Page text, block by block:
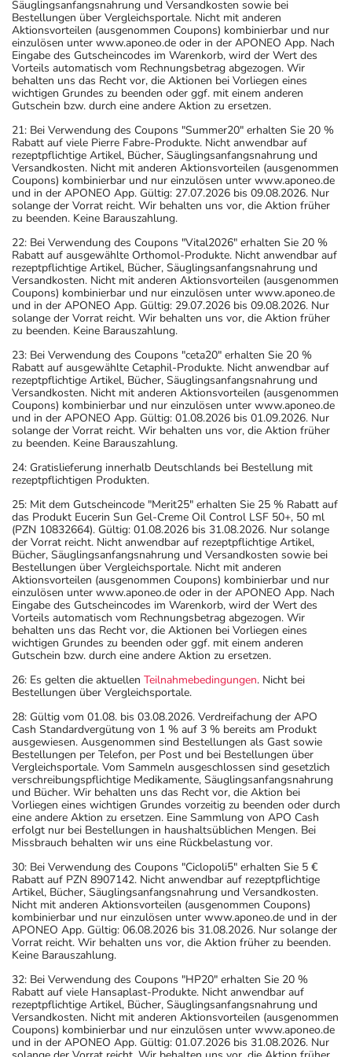
Säuglingsanfangsnahrung und Versandkosten sowie bei
Bestellungen über Vergleichsportale. Nicht mit anderen
Aktionsvorteilen (ausgenommen Coupons) kombinierbar und nur
einzulösen unter www.aponeo.de oder in der APONEO App. Nach
Eingabe des Gutscheincodes im Warenkorb, wird der Wert des
Vorteils automatisch vom Rechnungsbetrag abgezogen. Wir
behalten uns das Recht vor, die Aktionen bei Vorliegen eines
wichtigen Grundes zu beenden oder ggf. mit einem anderen
Gutschein bzw. durch eine andere Aktion zu ersetzen.
21: Bei Verwendung des Coupons "Summer20" erhalten Sie 20 %
Rabatt auf viele Pierre Fabre-Produkte. Nicht anwendbar auf
rezeptpflichtige Artikel, Bücher, Säuglingsanfangsnahrung und
Versandkosten. Nicht mit anderen Aktionsvorteilen (ausgenommen
Coupons) kombinierbar und nur einzulösen unter www.aponeo.de
und in der APONEO App. Gültig: 27.07.2026 bis 09.08.2026. Nur
solange der Vorrat reicht. Wir behalten uns vor, die Aktion früher
zu beenden. Keine Barauszahlung.
22: Bei Verwendung des Coupons "Vital2026" erhalten Sie 20 %
Rabatt auf ausgewählte Orthomol-Produkte. Nicht anwendbar auf
rezeptpflichtige Artikel, Bücher, Säuglingsanfangsnahrung und
Versandkosten. Nicht mit anderen Aktionsvorteilen (ausgenommen
Coupons) kombinierbar und nur einzulösen unter www.aponeo.de
und in der APONEO App. Gültig: 29.07.2026 bis 09.08.2026. Nur
solange der Vorrat reicht. Wir behalten uns vor, die Aktion früher
zu beenden. Keine Barauszahlung.
23: Bei Verwendung des Coupons "ceta20" erhalten Sie 20 %
Rabatt auf ausgewählte Cetaphil-Produkte. Nicht anwendbar auf
rezeptpflichtige Artikel, Bücher, Säuglingsanfangsnahrung und
Versandkosten. Nicht mit anderen Aktionsvorteilen (ausgenommen
Coupons) kombinierbar und nur einzulösen unter www.aponeo.de
und in der APONEO App. Gültig: 01.08.2026 bis 01.09.2026. Nur
solange der Vorrat reicht. Wir behalten uns vor, die Aktion früher
zu beenden. Keine Barauszahlung.
24: Gratislieferung innerhalb Deutschlands bei Bestellung mit
rezeptpflichtigen Produkten.
25: Mit dem Gutscheincode "Merit25" erhalten Sie 25 % Rabatt auf
das Produkt Eucerin Sun Gel-Creme Oil Control LSF 50+, 50 ml
(PZN 10832664). Gültig: 01.08.2026 bis 31.08.2026. Nur solange
der Vorrat reicht. Nicht anwendbar auf rezeptpflichtige Artikel,
Bücher, Säuglingsanfangsnahrung und Versandkosten sowie bei
Bestellungen über Vergleichsportale. Nicht mit anderen
Aktionsvorteilen (ausgenommen Coupons) kombinierbar und nur
einzulösen unter www.aponeo.de oder in der APONEO App. Nach
Eingabe des Gutscheincodes im Warenkorb, wird der Wert des
Vorteils automatisch vom Rechnungsbetrag abgezogen. Wir
behalten uns das Recht vor, die Aktionen bei Vorliegen eines
wichtigen Grundes zu beenden oder ggf. mit einem anderen
Gutschein bzw. durch eine andere Aktion zu ersetzen.
26: Es gelten die aktuellen Teilnahmebedingungen. Nicht bei
Bestellungen über Vergleichsportale.
28: Gültig vom 01.08. bis 03.08.2026. Verdreifachung der APO
Cash Standardvergütung von 1 % auf 3 % bereits am Produkt
ausgewiesen. Ausgenommen sind Bestellungen als Gast sowie
Bestellungen per Telefon, per Post und bei Bestellungen über
Vergleichsportale. Vom Sammeln ausgeschlossen sind gesetzlich
verschreibungspflichtige Medikamente, Säuglingsanfangsnahrung
und Bücher. Wir behalten uns das Recht vor, die Aktion bei
Vorliegen eines wichtigen Grundes vorzeitig zu beenden oder durch
eine andere Aktion zu ersetzen. Eine Sammlung von APO Cash
erfolgt nur bei Bestellungen in haushaltsüblichen Mengen. Bei
Missbrauch behalten wir uns eine Rückbelastung vor.
30: Bei Verwendung des Coupons "Ciclopoli5" erhalten Sie 5 €
Rabatt auf PZN 8907142. Nicht anwendbar auf rezeptpflichtige
Artikel, Bücher, Säuglingsanfangsnahrung und Versandkosten.
Nicht mit anderen Aktionsvorteilen (ausgenommen Coupons)
kombinierbar und nur einzulösen unter www.aponeo.de und in der
APONEO App. Gültig: 06.08.2026 bis 31.08.2026. Nur solange der
Vorrat reicht. Wir behalten uns vor, die Aktion früher zu beenden.
Keine Barauszahlung.
32: Bei Verwendung des Coupons "HP20" erhalten Sie 20 %
Rabatt auf viele Hansaplast-Produkte. Nicht anwendbar auf
rezeptpflichtige Artikel, Bücher, Säuglingsanfangsnahrung und
Versandkosten. Nicht mit anderen Aktionsvorteilen (ausgenommen
Coupons) kombinierbar und nur einzulösen unter www.aponeo.de
und in der APONEO App. Gültig: 01.07.2026 bis 31.08.2026. Nur